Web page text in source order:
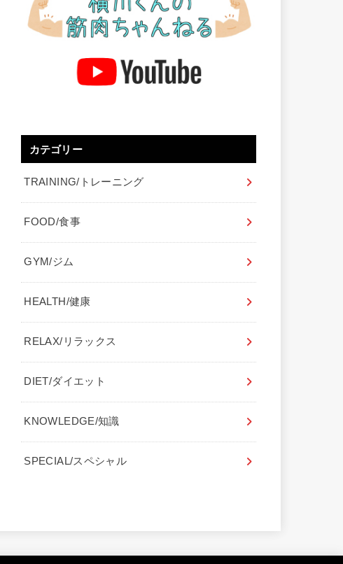
カテゴリー
TRAINING/トレーニング
FOOD/食事
GYM/ジム
HEALTH/健康
RELAX/リラックス
DIET/ダイエット
KNOWLEDGE/知識
SPECIAL/スペシャル